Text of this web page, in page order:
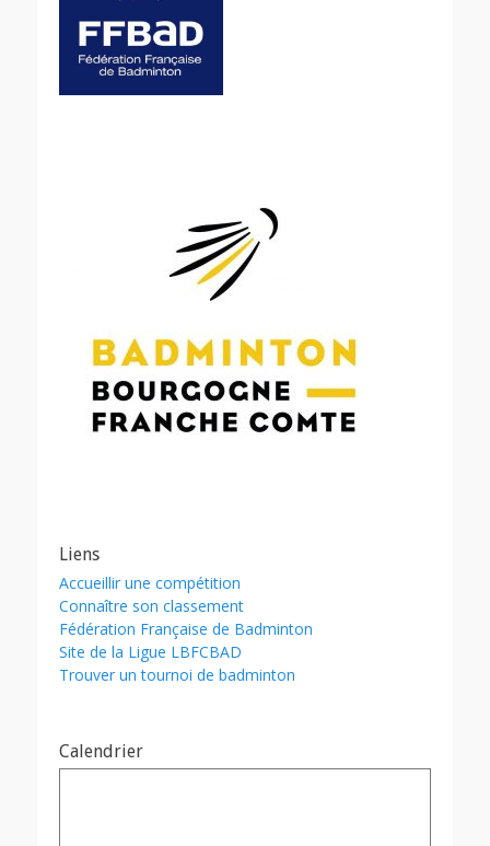
Liens
Accueillir une compétition
Connaître son classement
Fédération Française de Badminton
Site de la Ligue LBFCBAD
Trouver un tournoi de badminton
Calendrier